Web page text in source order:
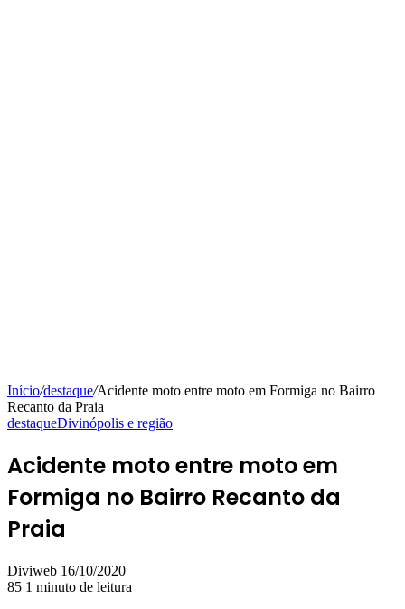
Início/destaque/Acidente moto entre moto em Formiga no Bairro
Recanto da Praia
destaqueDivinópolis e região
Acidente moto entre moto em
Formiga no Bairro Recanto da
Praia
Diviweb Mande
um
16/10/2020
85 1 minuto de leitura